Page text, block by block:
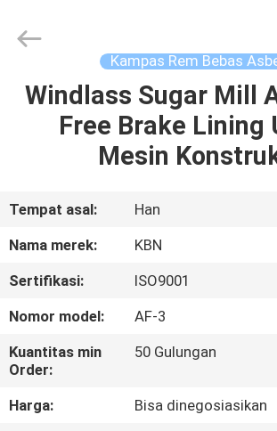
RUMAH
TENTANG
KAMI
TUR
PABRIK
KONTROL
KUALITAS
Reserved.
Kampas Rem Bebas
Windlass Sugar Mill
Free Brake Lining
Mesin
Tempat asal:
Han
Nama merek:
KBN
Sertifikasi:
ISO9001
Nomor model:
AF-3
Kuantitas min
Order:
50 Gulungan
Harga:
Bisa dinegosiasikan